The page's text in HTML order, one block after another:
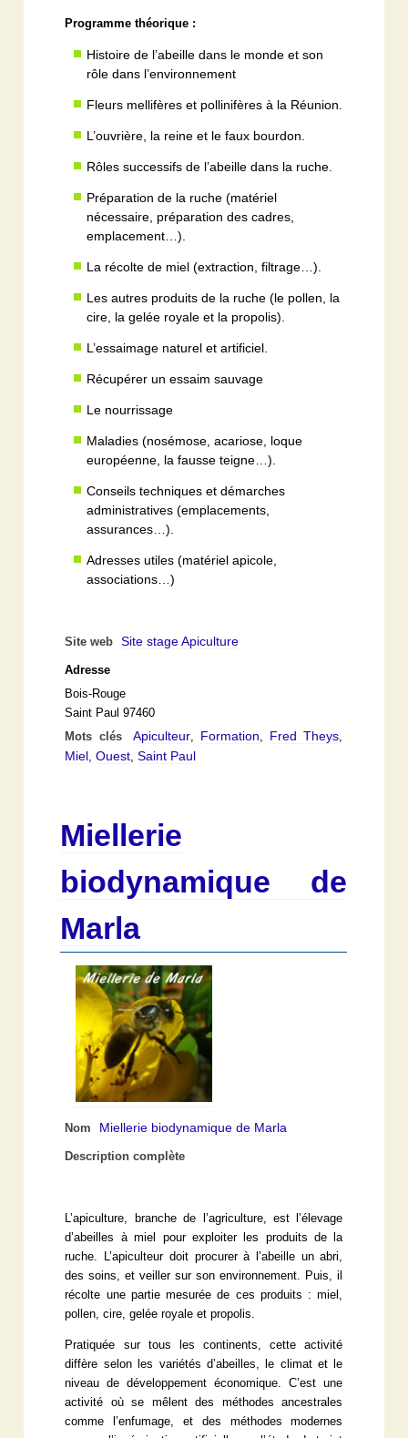
Programme théorique :
Histoire de l’abeille dans le monde et son
rôle dans l’environnement
Fleurs mellifères et pollinifères à la Réunion.
L’ouvrière, la reine et le faux bourdon.
Rôles successifs de l’abeille dans la ruche.
Préparation de la ruche (matériel
nécessaire, préparation des cadres,
emplacement…).
La récolte de miel (extraction, filtrage…).
Les autres produits de la ruche (le pollen, la
cire, la gelée royale et la propolis).
L’essaimage naturel et artificiel.
Récupérer un essaim sauvage
Le nourrissage
Maladies (nosémose, acariose, loque
européenne, la fausse teigne…).
Conseils techniques et démarches
administratives (emplacements,
assurances…).
Adresses utiles (matériel apicole,
associations…)
Site web Site stage Apiculture
Adresse
Bois-Rouge
Saint Paul 97460
Mots clés
Apiculteur, Formation, Fred Theys,
Miel,Ouest,Saint Paul
Miellerie
biodynamique de
Marla
Nom Miellerie biodynamique de Marla
Description complète
L’apiculture, branche de l’agriculture, est l’élevage
d’abeilles à miel pour exploiter les produits de la
ruche. L’apiculteur doit procurer à l’abeille un abri,
des soins, et veiller sur son environnement. Puis, il
récolte une partie mesurée de ces produits : miel,
pollen, cire, gelée royale et propolis.
Pratiquée sur tous les continents, cette activité
diffère selon les variétés d’abeilles, le climat et le
niveau de développement économique. C’est une
activité où se mêlent des méthodes ancestrales
comme l’enfumage, et des méthodes modernes